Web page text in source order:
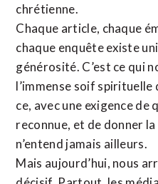
chrétienne.
Chaque article, chaque
chaque enquête existe
générosité. C’est ce qui
l’immense soif
ce, avec une exigence
reconnue, et de donner la
n’entend jamais ailleurs.
Mais aujourd’hui, nous